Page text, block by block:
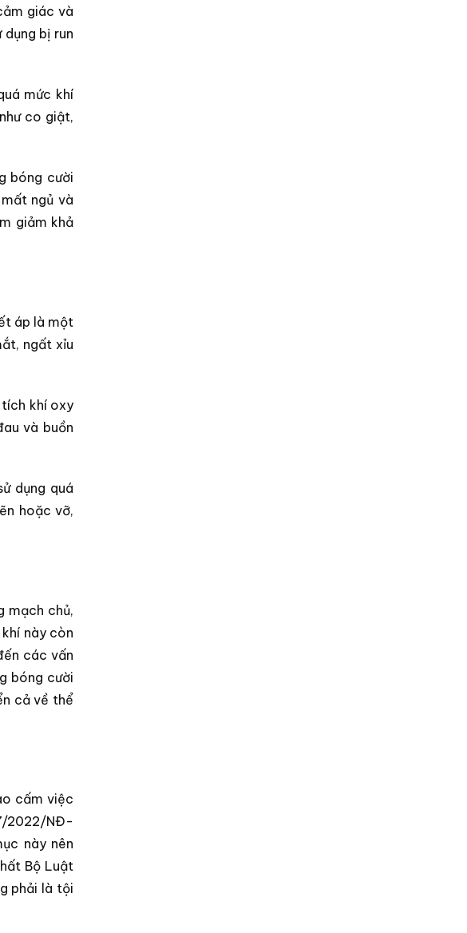
giác và
bị run
mức khí
co giật,
bóng cười
ngủ và
giảm khả
áp là một
ngất xỉu
tích khí oxy
và buồn
dụng quá
hoặc vỡ,
mạch chủ,
này còn
các vấn
bóng cười
cả về thể
cấm việc
2022/NĐ-
này nên
Bộ Luật
phải là tội